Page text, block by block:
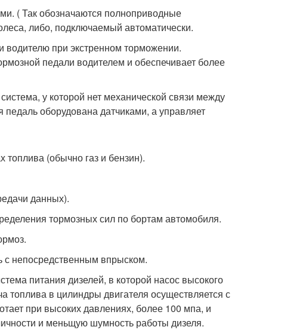
( Так обозначаются полноприводные
либо, подключаемый автоматически.
при экстренном торможении.
педали водителем и обеспечивает более
у которой нет механической связи между
оборудована датчиками, а управляет
(обычно газ и бензин).
данных).
тормозных сил по бортам автомобиля.
с непосредственным впрыском.
питания дизелей, в которой насос высокого
топлива в цилиндры двигателя осуществляется с
при высоких давлениях, более 100 мпа, и
и меньщую шумность работы дизеля.